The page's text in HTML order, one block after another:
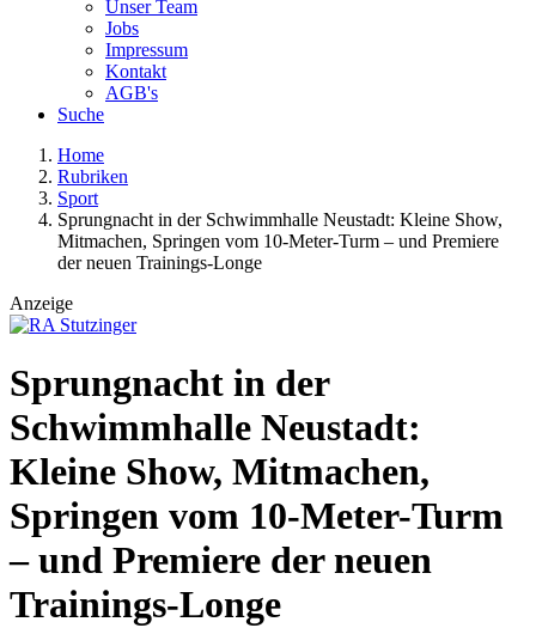
Unser Team
Jobs
Impressum
Kontakt
AGB's
Suche
Home
Rubriken
Sport
Sprungnacht in der Schwimmhalle Neustadt: Kleine Show,
Mitmachen, Springen vom 10-Meter-Turm – und Premiere
der neuen Trainings-Longe
Anzeige
Sprungnacht in der
Schwimmhalle Neustadt:
Kleine Show, Mitmachen,
Springen vom 10-Meter-Turm
– und Premiere der neuen
Trainings-Longe